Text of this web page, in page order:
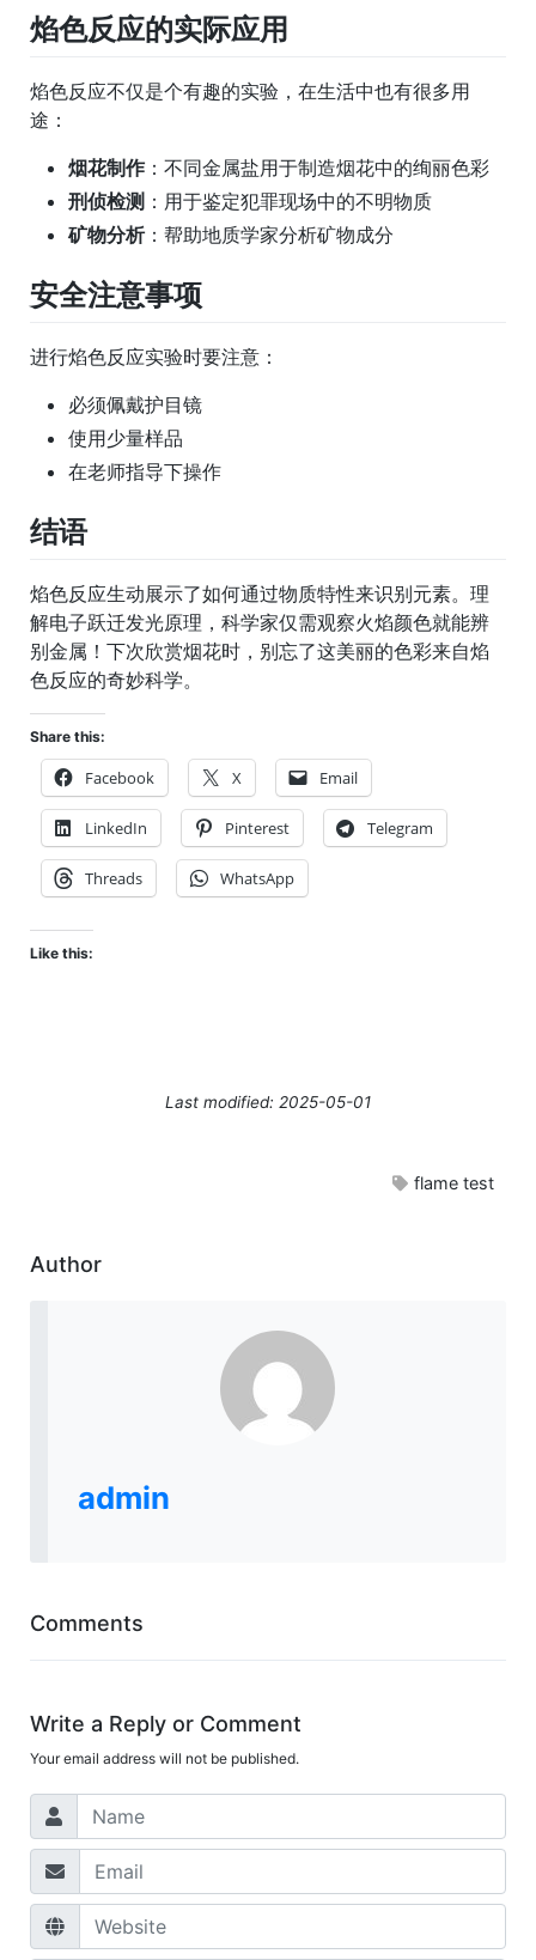
焰色反应的实际应用
焰色反应不仅是个有趣的实验，在生活中也有很多用
途：
烟花制作：不同金属盐用于制造烟花中的绚丽色彩
刑侦检测 ：用于鉴定犯罪现场中的不明物质
矿物分析：帮助地质学家分析矿物成分
安全注意事项
进行焰色反应实验时要注意：
必须佩戴护目镜
使用少量样品
在老师指导下操作
结语
焰色反应生动展示了如何通过物质特性来识别元素。理
解电子跃迁发光原理，科学家仅需观察火焰颜色就能辨
别金属！下次欣赏烟花时，别忘了这美丽的色彩来自焰
色反应的奇妙科学。
Share this:
Facebook X Email
LinkedIn Pinterest Telegram
Threads WhatsApp
Like this:
Last modified: 2025-05-01
flame test
Author
admin
Comments
Write a Reply or Comment
Your email address will not be published.